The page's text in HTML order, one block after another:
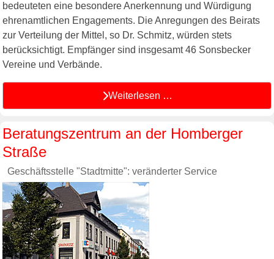
bedeuteten eine besondere Anerkennung und Würdigung
ehrenamtlichen Engagements. Die Anregungen des Beirats
zur Verteilung der Mittel, so Dr. Schmitz, würden stets
berücksichtigt. Empfänger sind insgesamt 46 Sonsbecker
Vereine und Verbände.
Weiterlesen …
Beratungszentrum an der Homberger
Straße
Geschäftsstelle "Stadtmitte": veränderter Service